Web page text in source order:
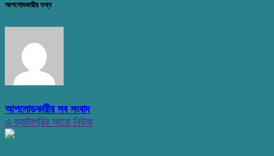
আপলোডকারীর তথ্য
আপলোডকারীর সব সংবাদ
এ ক্যাটাগরির আরো নিউজ